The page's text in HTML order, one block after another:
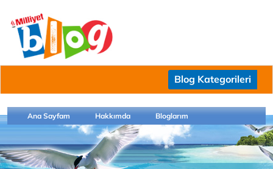
Blog Kategorileri
Ana Sayfam Hakkımda Bloglarım